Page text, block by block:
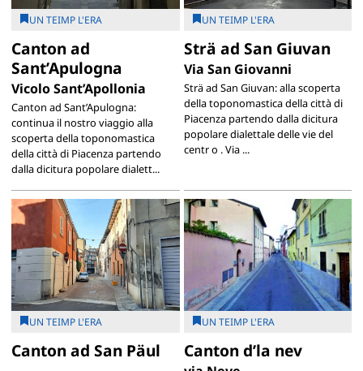
UN TEIMP L'ERA
Canton ad
Sant’Apulogna
Vicolo Sant’Apollonia
Canton ad Sant’Apulogna:
continua il nostro viaggio alla
scoperta della toponomastica
della città di Piacenza partendo
dalla dicitura popolare dialett...
UN TEIMP L'ERA
Strä ad San Giuvan
Via San Giovanni
Strä ad San Giuvan: alla scoperta
della toponomastica della città di
Piacenza partendo dalla dicitura
popolare dialettale delle vie del
centr o . Via ...
UN TEIMP L'ERA
Canton ad San Päul
UN TEIMP L'ERA
Canton d’la nev